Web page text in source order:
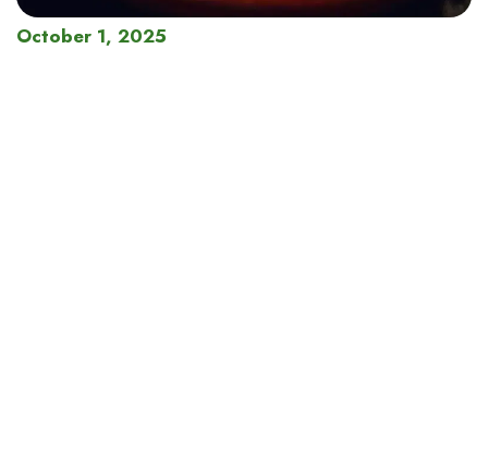
October 1, 2025